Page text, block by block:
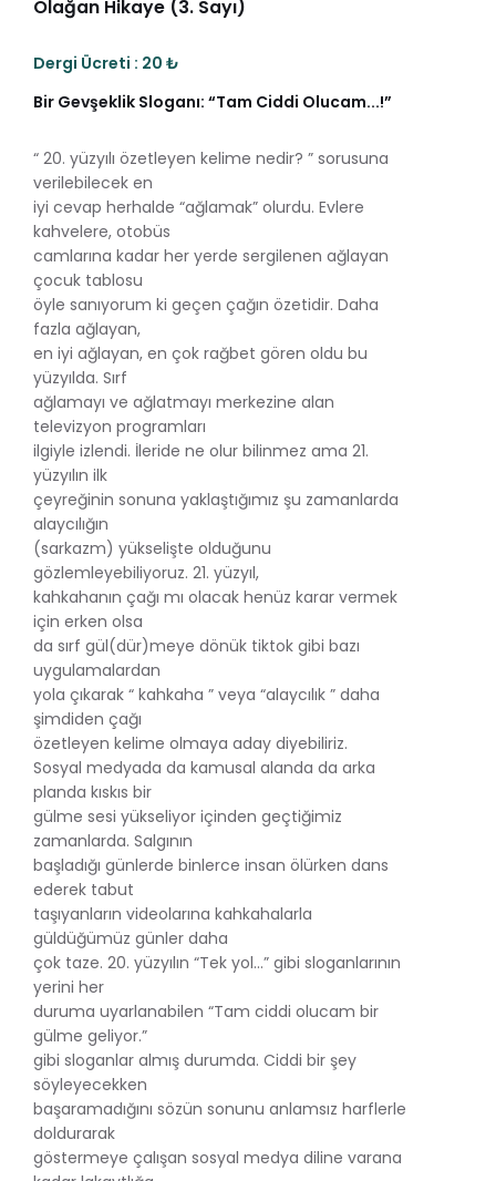
Olağan Hikaye (3. Sayı)
Dergi Ücreti : 20 ₺
Bir Gevşeklik Sloganı: “Tam Ciddi Olucam...!”
“ 20. yüzyılı özetleyen kelime nedir? ” sorusuna
verilebilecek en
iyi cevap herhalde “ağlamak” olurdu. Evlere
kahvelere, otobüs
camlarına kadar her yerde sergilenen ağlayan
çocuk tablosu
öyle sanıyorum ki geçen çağın özetidir. Daha
fazla ağlayan,
en iyi ağlayan, en çok rağbet gören oldu bu
yüzyılda. Sırf
ağlamayı ve ağlatmayı merkezine alan
televizyon programları
ilgiyle izlendi. İleride ne olur bilinmez ama 21.
yüzyılın ilk
çeyreğinin sonuna yaklaştığımız şu zamanlarda
alaycılığın
(sarkazm) yükselişte olduğunu
gözlemleyebiliyoruz. 21. yüzyıl,
kahkahanın çağı mı olacak henüz karar vermek
için erken olsa
da sırf gül(dür)meye dönük tiktok gibi bazı
uygulamalardan
yola çıkarak “ kahkaha ” veya “alaycılık ” daha
şimdiden çağı
özetleyen kelime olmaya aday diyebiliriz.
Sosyal medyada da kamusal alanda da arka
planda kıskıs bir
gülme sesi yükseliyor içinden geçtiğimiz
zamanlarda. Salgının
başladığı günlerde binlerce insan ölürken dans
ederek tabut
taşıyanların videolarına kahkahalarla
güldüğümüz günler daha
çok taze. 20. yüzyılın “Tek yol...” gibi sloganlarının
yerini her
duruma uyarlanabilen “Tam ciddi olucam bir
gülme geliyor.”
gibi sloganlar almış durumda. Ciddi bir şey
söyleyecekken
başaramadığını sözün sonunu anlamsız harflerle
doldurarak
göstermeye çalışan sosyal medya diline varana